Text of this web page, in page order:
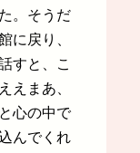
。そうだ
に戻り、
すと、こ
えまあ、
心の中で
んでくれ